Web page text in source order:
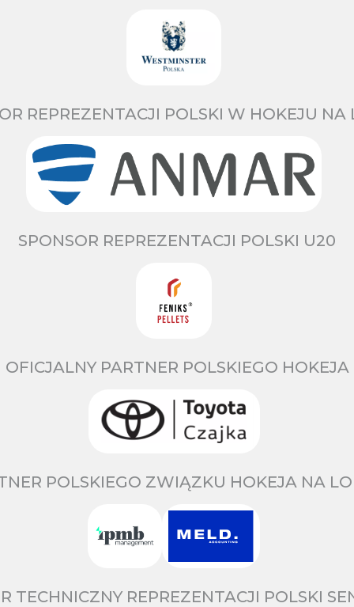
REPREZENTACJI POLSKI W HOKEJU NA
SPONSOR REPREZENTACJI POLSKI U20
OFICJALNY PARTNER POLSKIEGO HOKEJA
POLSKIEGO ZWIĄZKU HOKEJA NA
TECHNICZNY REPREZENTACJI POLSKI